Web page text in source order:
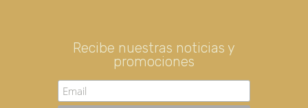
Recibe nuestras noticias y
promociones